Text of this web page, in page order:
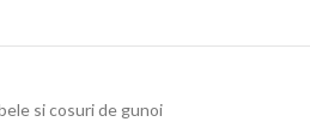
si cosuri de gunoi